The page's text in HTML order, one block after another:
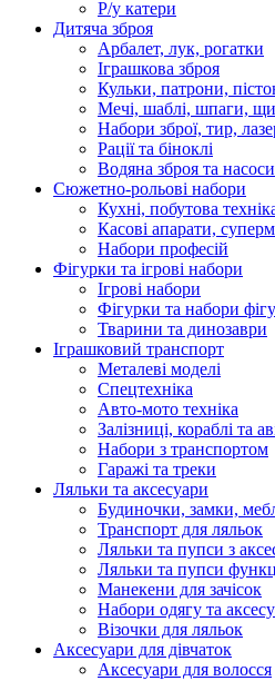
Р/у катери
Дитяча зброя
Арбалет, лук, рогатки
Іграшкова зброя
Кульки, патрони,
Мечі, шаблі, шпаги,
Набори зброї, тир,
Рації та біноклі
Водяна зброя та насоси
Сюжетно-рольові набори
Кухні, побутова
Касові апарати,
Набори професій
Фігурки та ігрові набори
Ігрові набори
Фігурки та набори
Тварини та динозаври
Іграшковий транспорт
Металеві моделі
Спецтехніка
Авто-мото техніка
Залізниці, кораблі та
Набори з транспортом
Гаражі та треки
Ляльки та аксесуари
Будиночки, замки,
Транспорт для ляльок
Ляльки та пупси з
Ляльки та пупси
Манекени для зачісок
Набори одягу та
Візочки для ляльок
Аксесуари для дівчаток
Аксесуари для волосся